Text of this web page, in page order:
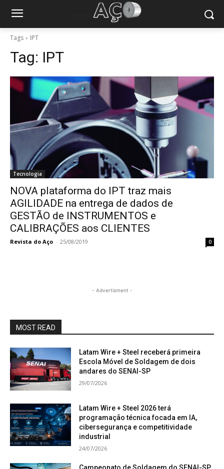
Tags IPT
Tag: IPT
Tecnologia
NOVA plataforma do IPT traz mais
AGILIDADE na entrega de dados de
GESTÃO de INSTRUMENTOS e
CALIBRAÇÕES aos CLIENTES
Revista do Aço - 25/08/2019 0
- Advertisment -
MOST READ
Latam Wire + Steel receberá primeira
Escola Móvel de Soldagem de dois
andares do SENAI-SP
29/07/2026
Latam Wire + Steel 2026 terá
programação técnica focada em IA,
cibersegurança e competitividade
industrial
24/07/2026
Campeonato de Soldagem do SENAI-SP